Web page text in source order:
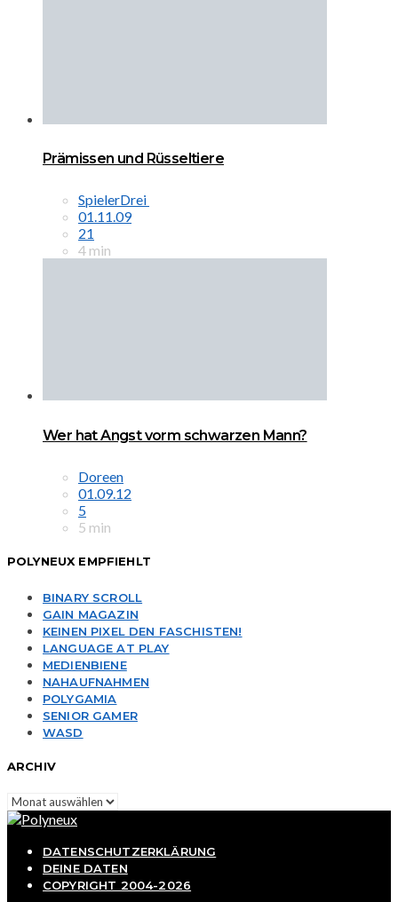
Prämissen und Rüsseltiere
SpielerDrei
01.11.09
21
4 min
Wer hat Angst vorm schwarzen Mann?
Doreen
01.09.12
5
5 min
POLYNEUX EMPFIEHLT
BINARY SCROLL
GAIN MAGAZIN
KEINEN PIXEL DEN FASCHISTEN!
LANGUAGE AT PLAY
MEDIENBIENE
NAHAUFNAHMEN
POLYGAMIA
SENIOR GAMER
WASD
ARCHIV
Archiv
DATENSCHUTZERKLÄRUNG
DEINE DATEN
COPYRIGHT 2004-2026